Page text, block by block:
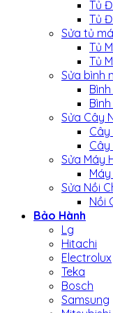
Tủ
Tủ
Sửa tủ
Tủ
Tủ
Sửa bình
Sửa Cây
Cây
Cây
Sửa Máy
Sửa Nồi
Nồi
Bảo Hành
Lg
Hitachi
Electrolux
Teka
Bosch
Samsung